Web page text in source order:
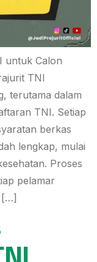
untuk Calon
TNI
terutama dalam
TNI. Setiap
berkas
lengkap, mulai
Proses
pelamar
[…]